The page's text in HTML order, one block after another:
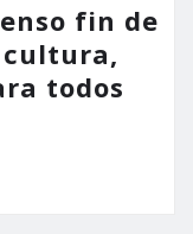
fin de
cultura,
todos